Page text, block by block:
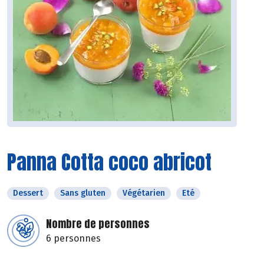
Panna Cotta coco abricot
Dessert Sans gluten Végétarien Eté
Nombre de personnes
6 personnes